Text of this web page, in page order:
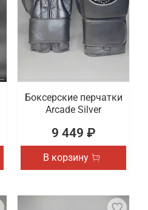
Боксерские перчатки
Arcade Silver
9 449 ₽
В корзину